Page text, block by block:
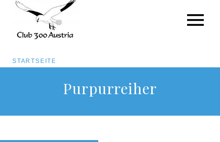
Inhalt
Pfadnavigation
STARTSEITE
Purpurreiher